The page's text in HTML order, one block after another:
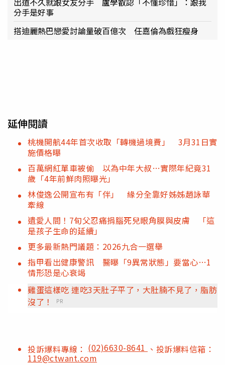
分手是好事
搭迪麗熱巴戀愛討論量破百億次 任嘉倫為戲狂瘦身
延伸閱讀
桃機開航44年首次收取「轉機過境費」 3月31日實
施價格曝
百萬網紅單車被偷 以為中年大叔…實際年紀竟31
歲「4年前鮮肉照曝光」
林俊逸公開宣布有「伴」 緣分全靠好姊姊趙詠華
牽線
遺愛人間！7旬父忍痛捐腦死兒眼角膜與皮膚 「這
是孩子生命的延續」
更多最新熱門議題：2026九合一選舉
指甲看出健康警訊 醫曝「9異常狀態」要當心…1
情形恐是心衰竭
雞蛋這樣吃 連吃3天肚子平了，大肚腩不見了，脂肪
沒了！
PR
投訴爆料專線： (02)6630-8641 、投訴爆料信箱：
119@ctwant.com